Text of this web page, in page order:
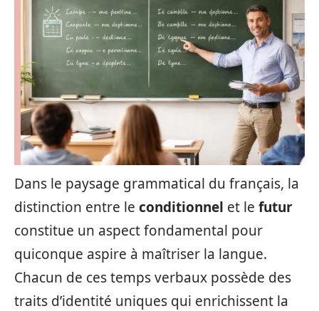
Dans le paysage grammatical du français, la
distinction entre le conditionnel et le futur
constitue un aspect fondamental pour
quiconque aspire à maîtriser la langue.
Chacun de ces temps verbaux possède des
traits d’identité uniques qui enrichissent la